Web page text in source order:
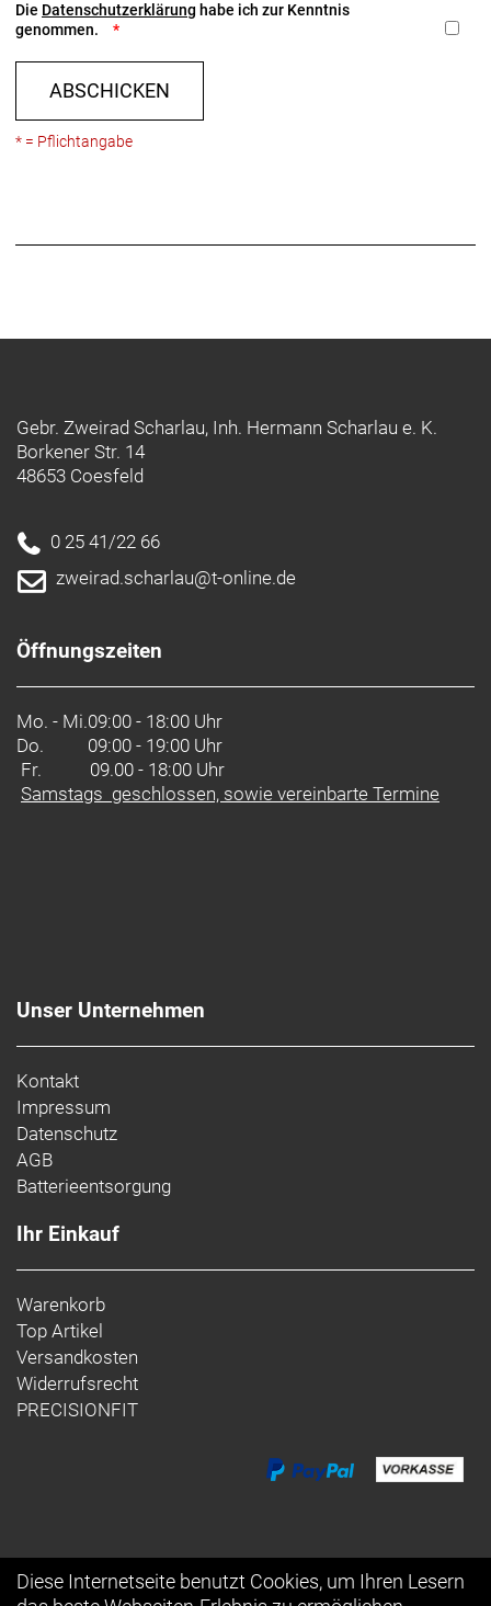
Die Datenschutzerklärung habe ich zur Kenntnis
genommen.
ABSCHICKEN
* = Pflichtangabe
Gebr. Zweirad Scharlau, Inh. Hermann Scharlau e. K.
Borkener Str. 14
48653 Coesfeld
0 25 41/22 66
zweirad.scharlau@t-online.de
Öffnungszeiten
Mo. - Mi.09:00 - 18:00 Uhr
Do.
09:00 - 19:00 Uhr
Fr. 09.00 - 18:00 Uhr
Samstags geschlossen, sowie vereinbarte Termine
Unser Unternehmen
Kontakt
Impressum
Datenschutz
AGB
Batterieentsorgung
Ihr Einkauf
Warenkorb
Top Artikel
Versandkosten
Widerrufsrecht
PRECISIONFIT
Diese Internetseite benutzt Cookies, um Ihren Lesern